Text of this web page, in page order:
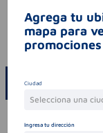
Aviso legal
codigo
Agrega tu
mapa para
Ciudad
Selecciona una
Ingresa tu dirección